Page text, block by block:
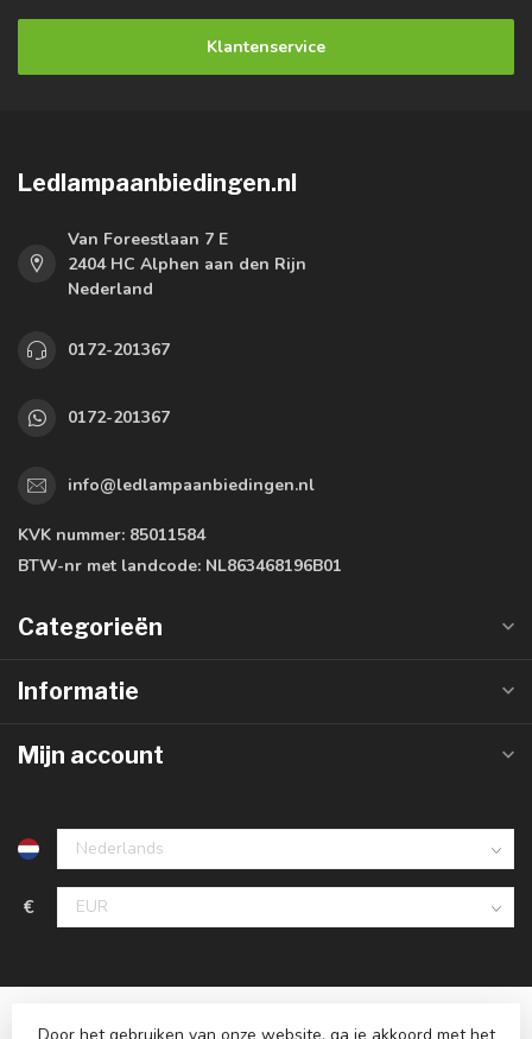
Klantenservice
Ledlampaanbiedingen.nl
Van Foreestlaan 7 E
2404 HC Alphen aan den Rijn
Nederland
0172-201367
0172-201367
info@ledlampaanbiedingen.nl
KVK nummer: 85011584
BTW-nr met landcode: NL863468196B01
Categorieën
Informatie
Mijn account
€